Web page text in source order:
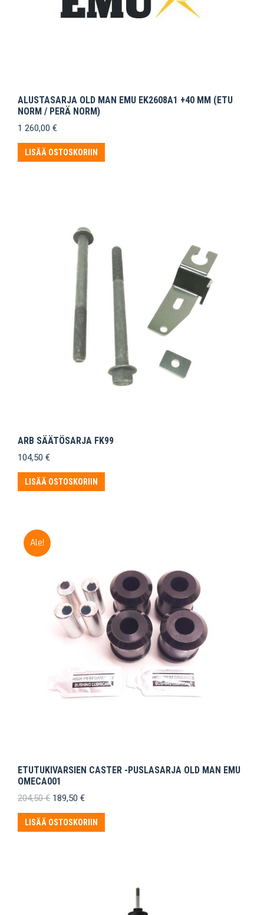
ALUSTASARJA OLD MAN EMU EK2608A1 +40 MM (ETU
NORM / PERÄ NORM)
1 260,00 €
LISÄÄ OSTOSKORIIN
ARB SÄÄTÖSARJA FK99
104,50 €
LISÄÄ OSTOSKORIIN
Ale!
ETUTUKIVARSIEN CASTER -PUSLASARJA OLD MAN EMU
OMECA001
204,50€ Alkuperäinen
oli:
204,50 €.
189,50 €Nykyinen
on:
189,50 €.
LISÄÄ OSTOSKORIIN